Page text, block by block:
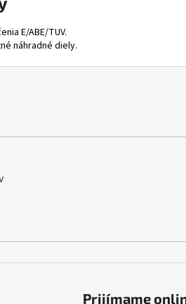
E/ABE/TUV.
náhradné diely.
Prijímame